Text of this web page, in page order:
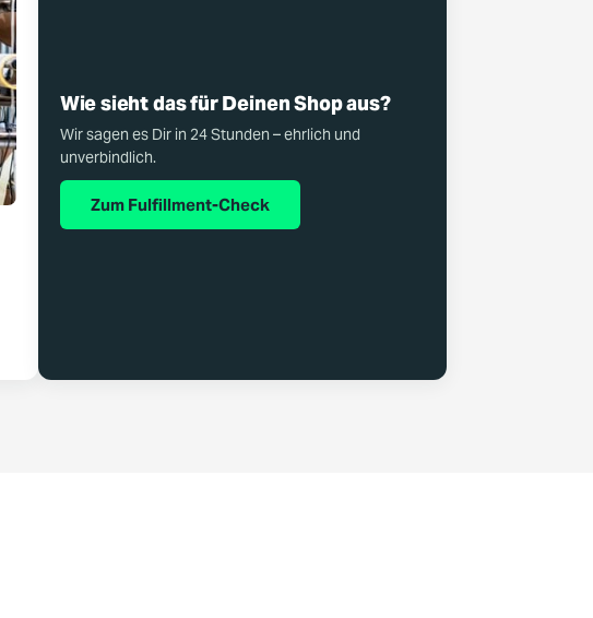
Wie sieht das für Deinen Shop aus?
Wir sagen es Dir in 24 Stunden – ehrlich und
unverbindlich.
Zum Fulfillment-Check